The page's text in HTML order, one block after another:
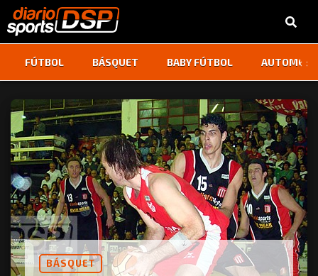
FÚTBOL BÁSQUET BABY FÚTBOL ‹ ›
BÁSQUET